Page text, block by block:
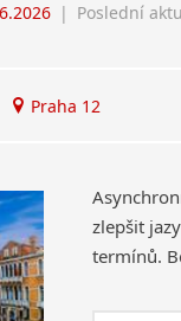
| Poslední
Praha 12
zlepšit